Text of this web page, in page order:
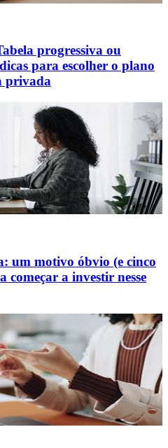
progressiva ou
para escolher o plano
privada
um motivo óbvio (e cinco
começar a investir nesse